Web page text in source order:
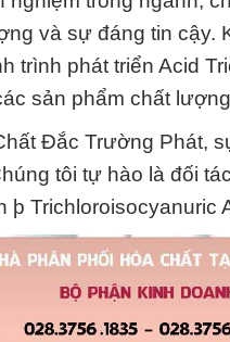
và sự đáng tin cậy.
trình phát triển Acid
sản phẩm chất
Đắc Trường Phát,
tôi tự hào là đối
þ Trichloroisocyanuric